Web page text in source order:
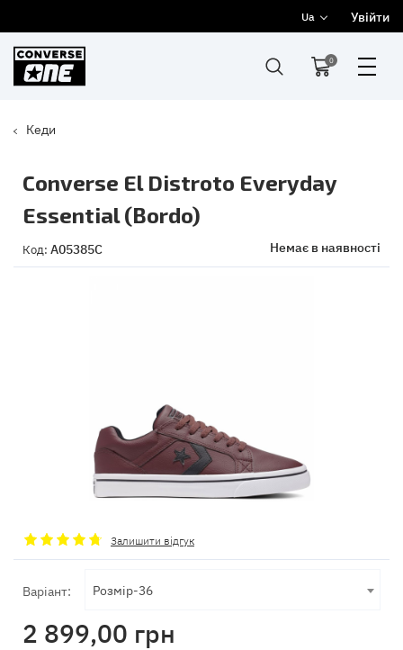
Ua Увійти
0
Кеди
Converse El Distroto Everyday
Essential (Bordo)
Код: A05385C Немає в наявності
Залишити відгук
Варіант: Розмір-36
2 899,00 грн